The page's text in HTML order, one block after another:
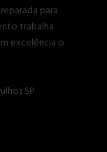
para
trabalha
excelência o
SP